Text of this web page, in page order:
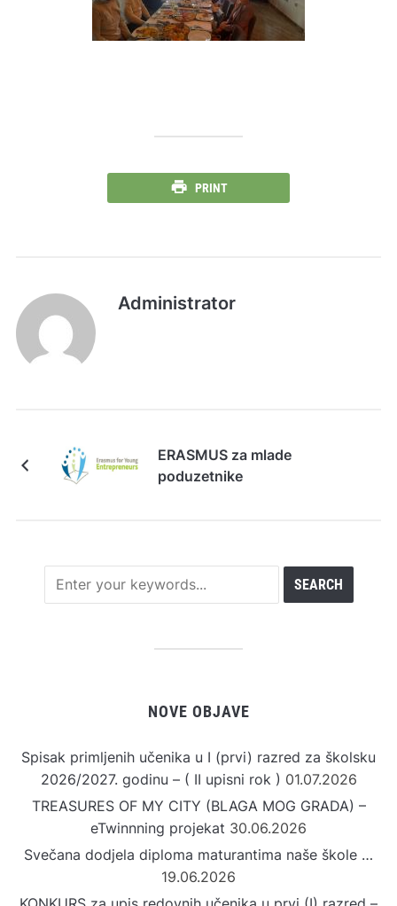
PRINT
Administrator
ERASMUS za mlade
poduzetnike
NOVE OBJAVE
Spisak primljenih učenika u I (prvi) razred za školsku
2026/2027. godinu – ( II upisni rok ) 01.07.2026
TREASURES OF MY CITY (BLAGA MOG GRADA) –
eTwinnning projekat 30.06.2026
Svečana dodjela diploma maturantima naše škole …
19.06.2026